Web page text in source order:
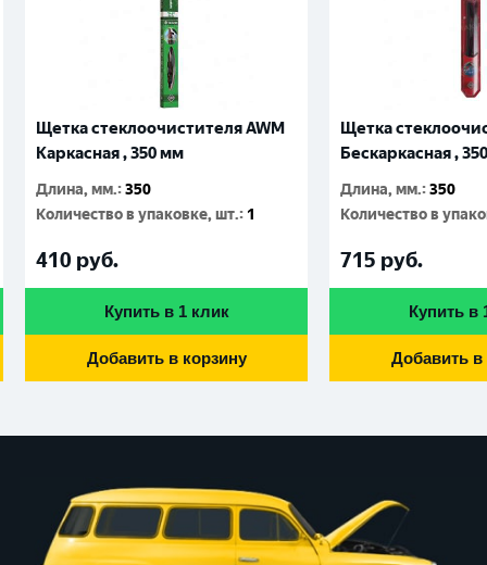
Щетка стеклоочистителя AWM
Каркасная , 350 мм
Длина, мм.:350
Количество в упаковке, шт.: 1
410 руб.
Купить в 1 клик
Добавить в корзину
Щетка
Бескаркасная ,
Длина, мм.:350
Количество в
715 руб.
Купить в
Добавить в